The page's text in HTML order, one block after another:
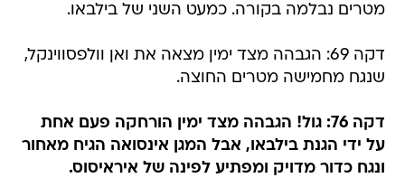
מטרים נבלמה בקורה. כמעט השני של בילבאו.
דקה 69: הגבהה מצד ימין מצאה את ואן וולפסווינקל,
שנגח מחמישה מטרים החוצה.
דקה 76: גול! הגבהה מצד ימין הורחקה פעם אחת
על ידי הגנת בילבאו, אבל המגן אינסואה הגיח מאחור
ונגח כדור מדויק ומפתיע לפינה של איראיסוס.